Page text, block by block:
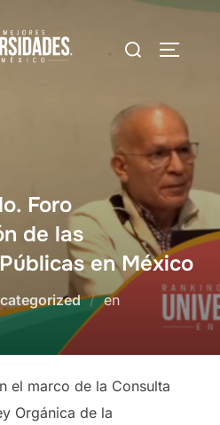
Buscar:
Foro
de las
en México
enPublicado
el marco de la Consulta
Orgánica de la